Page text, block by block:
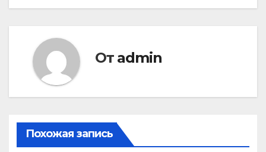
От admin
Похожая запись